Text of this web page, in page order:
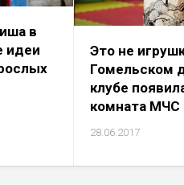
в
идеи
Это не
Гомельском
клубе
комната МЧС
28.06.2017